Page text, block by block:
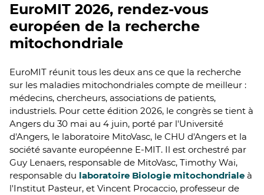
EuroMIT 2026, rendez-vous
européen de la recherche
mitochondriale
EuroMIT réunit tous les deux ans ce que la recherche
sur les maladies mitochondriales compte de meilleur :
médecins, chercheurs, associations de patients,
industriels. Pour cette édition 2026, le congrès se tient à
Angers du 30 mai au 4 juin, porté par l'Université
d'Angers, le laboratoire MitoVasc, le CHU d'Angers et la
société savante européenne E-MIT. Il est orchestré par
Guy Lenaers, responsable de MitoVasc, Timothy Wai,
responsable du laboratoire Biologie mitochondriale à
l'Institut Pasteur, et Vincent Procaccio, professeur de